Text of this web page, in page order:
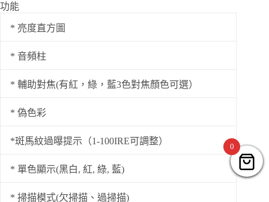
功能
* 亮度直方圖
* 音頻柱
* 輔助對焦(有紅，綠，藍3色對焦顏色可選）
* 偽色彩
*斑馬紋過曝提示（1-100IRE可調整）
* 單色顯示(黑白, 紅, 綠, 藍)
* 掃描模式(欠掃描、過掃描)
0